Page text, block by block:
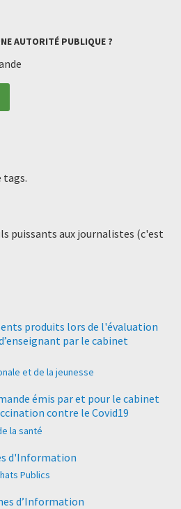
AUTORITÉ PUBLIQUE ?
tags.
puissants aux journalistes (c'est
produits lors de l'évaluation
par le cabinet
et de la jeunesse
émis par et pour le cabinet
contre le Covid19
la santé
d'Information
Publics
d’Information